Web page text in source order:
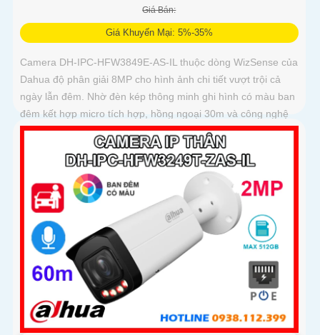
Giá Bán:
Giá Khuyến Mại: 5%-35%
Camera DH-IPC-HFW3849E-AS-IL thuộc dòng WizSense của
Dahua độ phân giải 8MP cho hình ảnh chi tiết vượt trội cả
ngày lẫn đêm. Nhờ đèn kép thông minh ghi hình có màu ban
đêm kết hợp micro tích hợp, hồng ngoại 30m và công nghệ
AI nhận diện chính xác người và xe, giúp tăng cường bảo